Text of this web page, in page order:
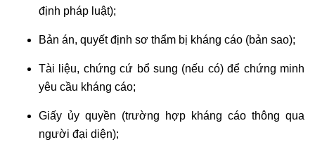
định pháp luật);
Bản án, quyết định sơ thẩm bị kháng cáo (bản sao);
Tài liệu, chứng cứ bổ sung (nếu có) để chứng minh
yêu cầu kháng cáo;
Giấy ủy quyền (trường hợp kháng cáo thông qua
người đại diện);